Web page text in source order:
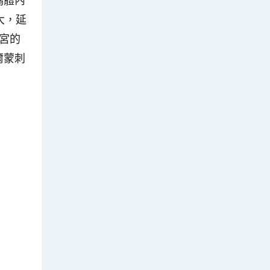
，延
的
蒙刺